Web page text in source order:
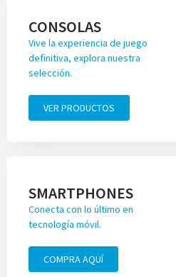
CONSOLAS
Vive la experiencia de juego
definitiva, explora nuestra
selección.
VER PRODUCTOS
SMARTPHONES
Conecta con lo último en
tecnología móvil.
COMPRA AQUÍ